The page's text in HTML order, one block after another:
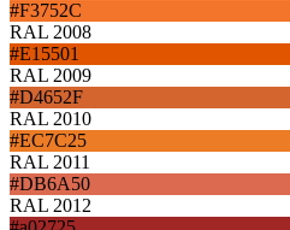
#F3752C
RAL 2008
#E15501
RAL 2009
#D4652F
RAL 2010
#EC7C25
RAL 2011
#DB6A50
RAL 2012